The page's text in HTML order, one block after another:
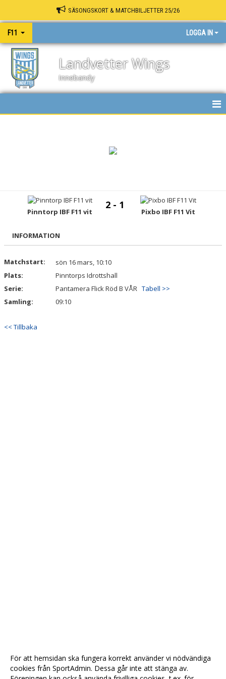
SÄSONGSKORT & MATCHBILJETTER 25/26
F11 LOGGA IN
Landvetter Wings
Innebandy
TRUPPEN
BILDGALLERI
KONTAKT
Pinntorp IBF F11 vit
2 - 1
Pixbo IBF F11 Vit
INFORMATION
Matchstart:
sön 16 mars, 10:10
Plats:
Pinntorps Idrottshall
Serie:
Pantamera Flick Röd B VÅR Tabell >>
Samling:
09:10
<< Tillbaka
För att hemsidan ska fungera korrekt använder vi nödvändiga
cookies från SportAdmin. Dessa går inte att stänga av.